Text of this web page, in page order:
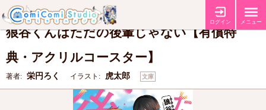
ログイン メニュー
特典 【有償特典・『狼谷くんはただの後輩じゃない』アクリルコースター】
狼谷くんはただの後輩じゃない【有償特
典・アクリルコースター】
著者: 栄円ろく イラスト: 虎太郎 文庫